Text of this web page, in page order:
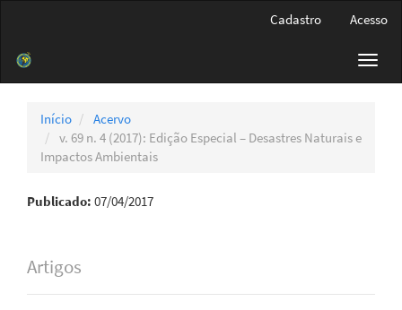
Barra
Cadastro Acesso
Início
Acervo
v. 69 n. 4 (2017): Edição Especial – Desastres Naturais e
Impactos Ambientais
Publicado: 07/04/2017
Artigos